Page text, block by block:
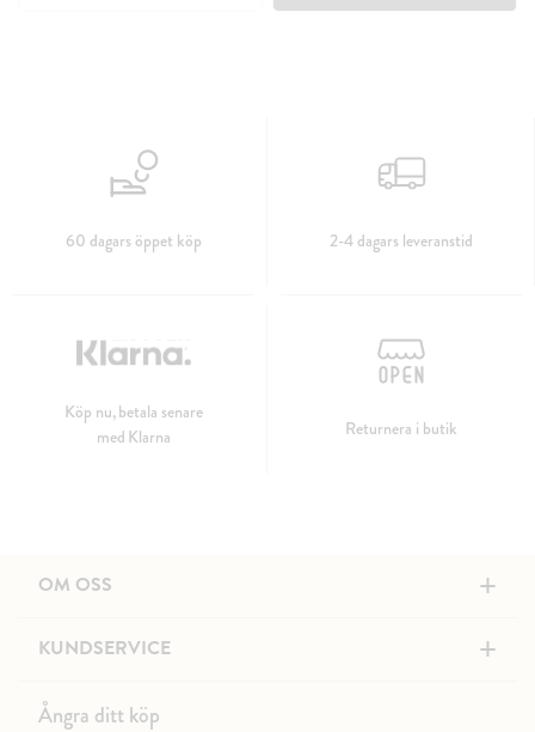
60 dagars öppet köp 2-4 dagars leveranstid
Köp nu, betala senare
med Klarna
Returnera i butik
OM OSS +
KUNDSERVICE +
Ångra ditt köp